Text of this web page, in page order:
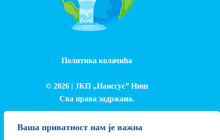
Ваша приватност нам је важна
Политика колачића
© 2026 | ЈКП „Наиссус” Ниш
Сва права задржана.
Израда и одржавање сајта - Лука Петровић